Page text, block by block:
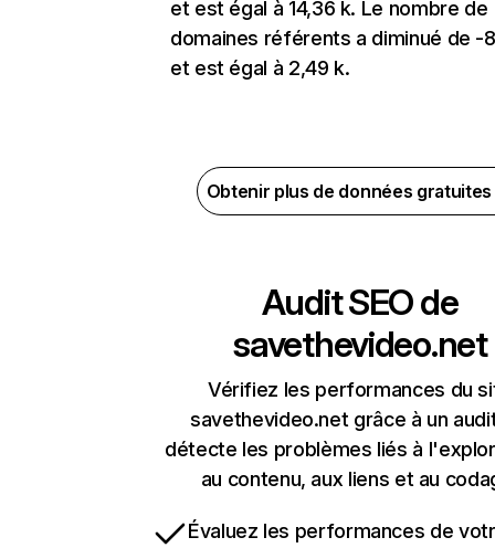
et est égal à 14,36 k. Le nombre de
domaines référents a diminué de -
et est égal à 2,49 k.
Obtenir plus de données
Audit SEO de
savethevideo.net
Vérifiez les performances du
savethevideo.net grâce à un
détecte les problèmes liés à
au contenu, aux liens et au
Évaluez les performances de